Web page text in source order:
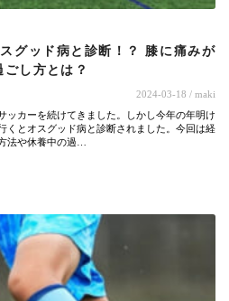
グッド病と診断！？ 膝に痛みが
し方とは？
2024-03-18 / maki
ッカーを続けてきました。しかし今年の年明け
くとオスグッド病と診断されました。今回は経
法や休養中の過…